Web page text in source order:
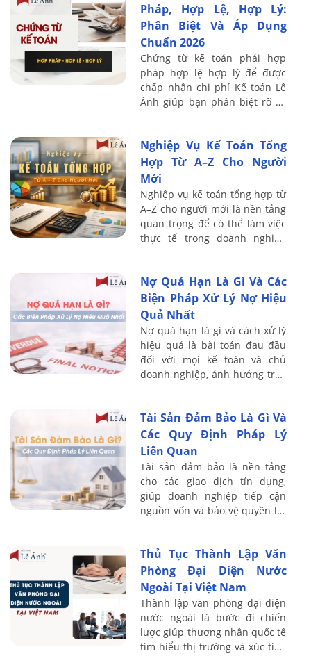
Pháp, Hợp Lệ, Hợp Lý:
Phân Biệt Và Áp Dụng
Chuẩn 2026
Chứng từ kế toán phải hợp
pháp hợp lệ hợp lý để được
chấp nhận chi phí Kế toán Lê
Ánh giúp bạn phân biệt rõ và
Nghiệp Vụ Kế Toán Tổng
Hợp Từ A–Z Cho Người
Mới
Nghiệp vụ kế toán tổng hợp từ
A–Z cho người mới là nền tảng
quan trọng để có thể làm việc
thực tế trong doanh nghiệp
Ánh ...
Nợ Quá Hạn Là Gì Và Các
Biện Pháp Xử Lý Nợ Hiệu
Quả Nhất
Nợ quá hạn là gì và cách xử lý
hiệu quả là bài toán đau đầu
đối với mọi kế toán và chủ
doanh nghiệp, ảnh hưởng trực
nghiệm ...
Tài Sản Đảm Bảo Là Gì Và
Các Quy Định Pháp Lý
Liên Quan
Tài sản đảm bảo là nền tảng
cho các giao dịch tín dụng,
giúp doanh nghiệp tiếp cận
nguồn vốn và bảo vệ quyền lợi
hơn 20.000 ...
Thủ Tục Thành Lập Văn
Phòng Đại Diện Nước
Ngoài Tại Việt Nam
Thành lập văn phòng đại diện
nước ngoài là bước đi chiến
lược giúp thương nhân quốc tế
tìm hiểu thị trường và xúc tiến